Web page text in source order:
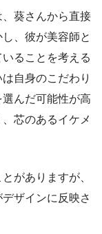
葵さんから直接
、彼が美容師と
ることを考える
自身のこだわり
んだ可能性が高
芯のあるイケメ
がありますが、
ザインに反映さ